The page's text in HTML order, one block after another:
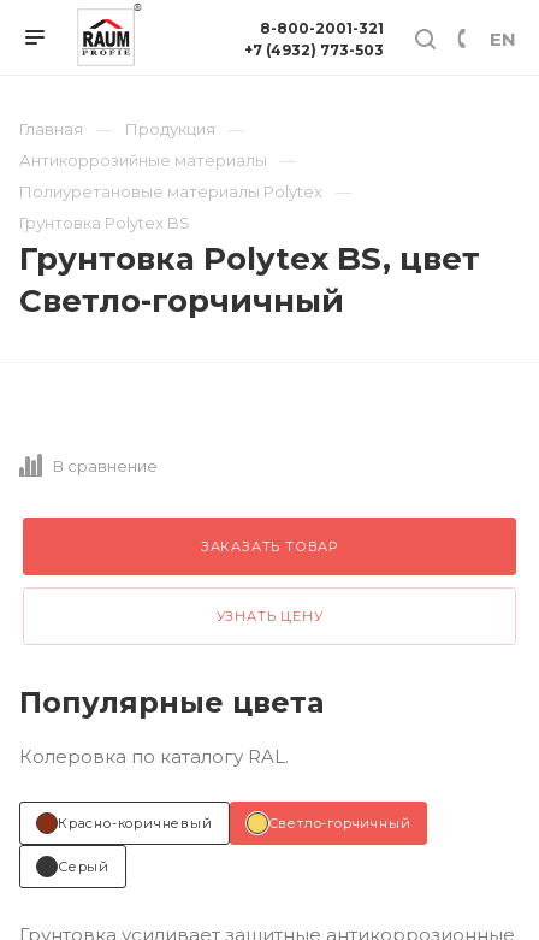
EN
8-800-2001-321
+7 (4932) 773-503
Главная
Продукция
Антикоррозийные материалы
Полиуретановые материалы Polytex
Грунтовка Polytex BS
Грунтовка Polytex BS, цвет
Светло-горчичный
В сравнение
ЗАКАЗАТЬ ТОВАР
УЗНАТЬ ЦЕНУ
Популярные цвета
Колеровка по каталогу RAL.
Красно-коричневый Светло-горчичный
Серый
Грунтовка усиливает защитные антикоррозионные